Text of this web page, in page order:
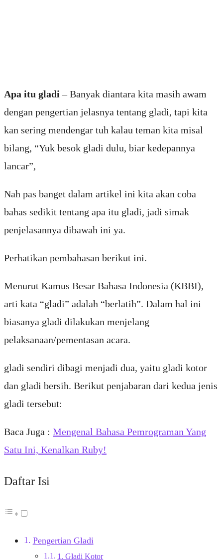
Apa itu gladi – Banyak diantara kita masih awam
dengan pengertian jelasnya tentang gladi, tapi kita
kan sering mendengar tuh kalau teman kita misal
bilang, “Yuk besok gladi dulu, biar kedepannya
lancar”,
Nah pas banget dalam artikel ini kita akan coba
bahas sedikit tentang apa itu gladi, jadi simak
penjelasannya dibawah ini ya.
Perhatikan pembahasan berikut ini.
Menurut Kamus Besar Bahasa Indonesia (KBBI),
arti kata “gladi” adalah “berlatih”. Dalam hal ini
biasanya gladi dilakukan menjelang
pelaksanaan/pementasan acara.
gladi sendiri dibagi menjadi dua, yaitu gladi kotor
dan gladi bersih. Berikut penjabaran dari kedua jenis
gladi tersebut:
Baca Juga : Mengenal Bahasa Pemrograman Yang
Satu Ini, Kenalkan Ruby!
Daftar Isi
Pengertian Gladi
1. Gladi Kotor